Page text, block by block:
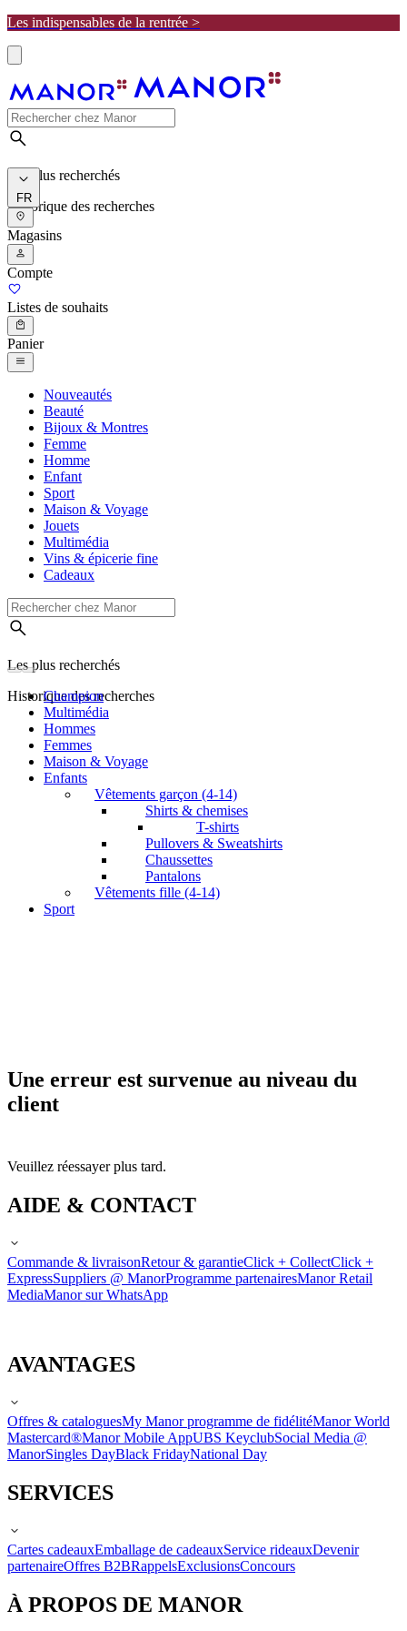
Les indispensables de la rentrée >
Les plus recherchés
Historique des recherches
FR
Magasins
Compte
Listes de souhaits
Panier
Nouveautés
Beauté
Bijoux & Montres
Femme
Homme
Enfant
Sport
Maison & Voyage
Jouets
Multimédia
Vins & épicerie fine
Cadeaux
Les plus recherchés
Historique des recherches
Champion
Multimédia
Hommes
Femmes
Maison & Voyage
Enfants
Vêtements garçon (4-14)
Shirts & chemises
T-shirts
Pullovers & Sweatshirts
Chaussettes
Pantalons
Vêtements fille (4-14)
Sport
Une erreur est survenue au niveau du
client
Veuillez réessayer plus tard.
AIDE & CONTACT
Commande & livraisonRetour & garantieClick + CollectClick +
ExpressSuppliers @ ManorProgramme partenairesManor Retail
MediaManor sur WhatsApp
AVANTAGES
Offres & cataloguesMy Manor programme de fidélitéManor World
Mastercard®Manor Mobile AppUBS KeyclubSocial Media @
ManorSingles DayBlack FridayNational Day
SERVICES
Cartes cadeauxEmballage de cadeauxService rideauxDevenir
partenaireOffres B2BRappelsExclusionsConcours
À PROPOS DE MANOR